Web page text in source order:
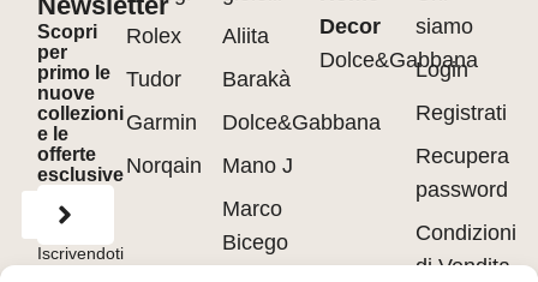
Scopri
per
primo le
nuove
collezioni
e le
offerte
esclusive
Iscrivendoti
accetti
Rolex
Tudor
Garmin
Norqain
Aliita
Barakà
Dolce&Gabbana
Mano J
Marco
Bicego
Decor
Dolce&Gabbana
siamo
Login
Registrati
Recupera
password
Condizioni
di Vendita